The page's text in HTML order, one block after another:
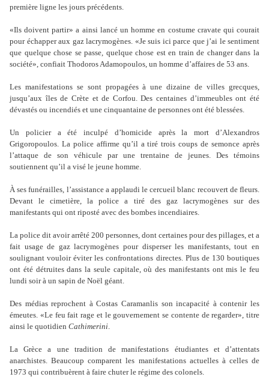
première ligne les jours précédents.
«Ils doivent partir» a ainsi lancé un homme en costume cravate qui courait
pour échapper aux gaz lacrymogènes. «Je suis ici parce que j’ai le sentiment
que quelque chose se passe, quelque chose est en train de changer dans la
société», confiait Thodoros Adamopoulos, un homme d’affaires de 53 ans.
Les manifestations se sont propagées à une dizaine de villes grecques,
jusqu’aux îles de Crète et de Corfou. Des centaines d’immeubles ont été
dévastés ou incendiés et une cinquantaine de personnes ont été blessées.
Un policier a été inculpé d’homicide après la mort d’Alexandros
Grigoropoulos. La police affirme qu’il a tiré trois coups de semonce après
l’attaque de son véhicule par une trentaine de jeunes. Des témoins
soutiennent qu’il a visé le jeune homme.
À ses funérailles, l’assistance a applaudi le cercueil blanc recouvert de fleurs.
Devant le cimetière, la police a tiré des gaz lacrymogènes sur des
manifestants qui ont riposté avec des bombes incendiaires.
La police dit avoir arrêté 200 personnes, dont certaines pour des pillages, et a
fait usage de gaz lacrymogènes pour disperser les manifestants, tout en
soulignant vouloir éviter les confrontations directes. Plus de 130 boutiques
ont été détruites dans la seule capitale, où des manifestants ont mis le feu
lundi soir à un sapin de Noël géant.
Des médias reprochent à Costas Caramanlis son incapacité à contenir les
émeutes. «Le feu fait rage et le gouvernement se contente de regarder», titre
ainsi le quotidien Cathimerini.
La Grèce a une tradition de manifestations étudiantes et d’attentats
anarchistes. Beaucoup comparent les manifestations actuelles à celles de
1973 qui contribuèrent à faire chuter le régime des colonels.